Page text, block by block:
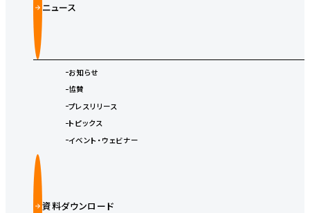
ニュース
お知らせ
協賛
プレスリリース
トピックス
イベント・ウェビナー
資料ダウンロード